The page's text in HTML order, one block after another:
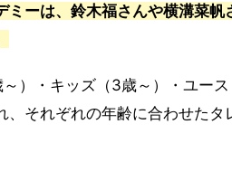
ミーは、鈴木福さんや横溝菜
）・キッズ（3歳～）・ユー
、それぞれの年齢に合わせた